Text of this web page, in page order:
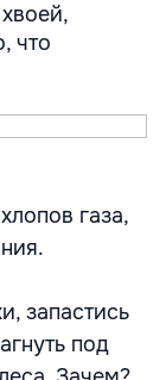
что
газа,
запастись
под